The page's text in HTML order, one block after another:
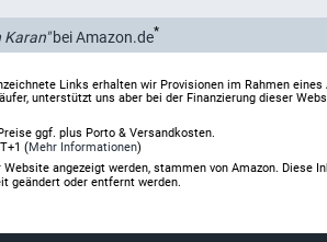
Karan"bei Amazon.de*
Links erhalten wir Provisionen im Rahmen
unterstützt uns aber bei der Finanzierung dieser
ggf. plus Porto & Versandkosten.
(Mehr Informationen)
angezeigt werden, stammen von Amazon. Diese
geändert oder entfernt werden.